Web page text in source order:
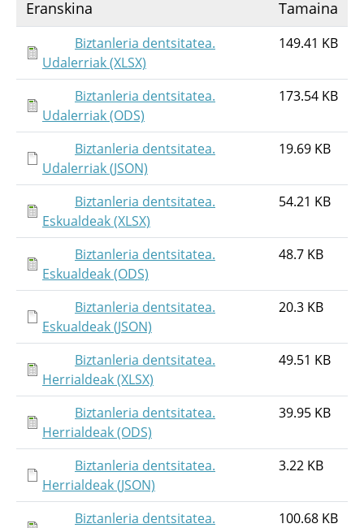
Eranskina Tamaina
Biztanleria dentsitatea.
Udalerriak (XLSX)
149.41 KB
Biztanleria dentsitatea.
Udalerriak (ODS)
173.54 KB
Biztanleria dentsitatea.
Udalerriak (JSON)
19.69 KB
Biztanleria dentsitatea.
Eskualdeak (XLSX)
54.21 KB
Biztanleria dentsitatea.
Eskualdeak (ODS)
48.7 KB
Biztanleria dentsitatea.
Eskualdeak (JSON)
20.3 KB
Biztanleria dentsitatea.
Herrialdeak (XLSX)
49.51 KB
Biztanleria dentsitatea.
Herrialdeak (ODS)
39.95 KB
Biztanleria dentsitatea.
Herrialdeak (JSON)
3.22 KB
Biztanleria dentsitatea.
100.68 KB